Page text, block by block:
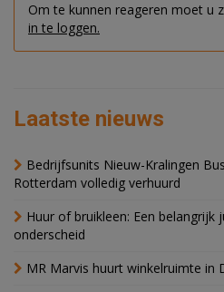
Om te kunnen reageren moet u
in te loggen.
Laatste nieuws
Bedrijfsunits Nieuw-Kralingen
Rotterdam volledig verhuurd
Huur of bruikleen: Een belangrijk
onderscheid
MR Marvis huurt winkelruimte in